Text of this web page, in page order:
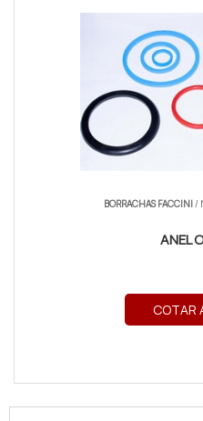
BORRACHAS FACCINI/
ANEL
COTAR